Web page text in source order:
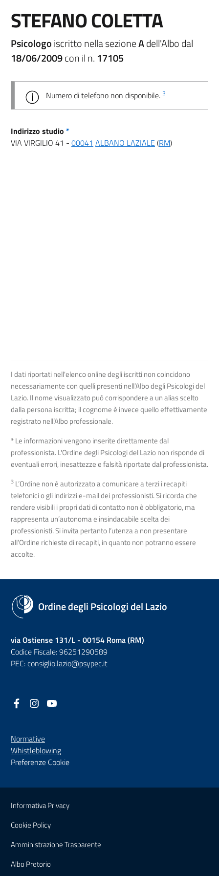
STEFANO COLETTA
Psicologoiscritto nella sezioneAdell'Albo dal
18/06/2009con il n. 17105
Numero di telefono non disponibile. 3
Indirizzo studio *
VIA VIRGILIO 41 - 00041 ALBANO LAZIALE (RM)
I dati riportati nell'elenco online degli iscritti non coincidono
necessariamente con quelli presenti nell’Albo degli Psicologi del
Lazio. Il nome visualizzato può corrispondere a un alias scelto
dalla persona iscritta; il cognome è invece quello effettivamente
registrato nell’Albo professionale.
* Le informazioni vengono inserite direttamente dal
professionista. L'Ordine degli Psicologi del Lazio non risponde di
eventuali errori, inesattezze e falsità riportate dal professionista.
3 L’Ordine non è autorizzato a comunicare a terzi i recapiti
telefonici o gli indirizzi e-mail dei professionisti. Si ricorda che
rendere visibili i propri dati di contatto non è obbligatorio, ma
rappresenta un’autonoma e insindacabile scelta dei
professionisti. Si invita pertanto l’utenza a non presentare
all’Ordine richieste di recapiti, in quanto non potranno essere
accolte.
Ordine degli Psicologi del Lazio
via Ostiense 131/L - 00154 Roma (RM)
Codice Fiscale: 96251290589
PEC:consiglio.lazio@psypec.it
Facebook
(nuova scheda - new tab)
Instagram
(nuova scheda - new tab)
Normative
Whistleblowing(nuova scheda - new tab)
Preferenze Cookie
Sezione Link Utili
Informativa Privacy
Cookie Policy
Amministrazione Trasparente
Albo Pretorio